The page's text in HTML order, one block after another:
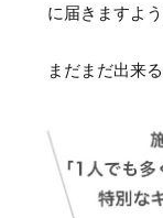
に届きますよう
まだまだ出来